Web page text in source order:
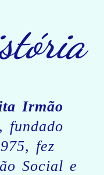
Irmão
, fundado
fez
Social e